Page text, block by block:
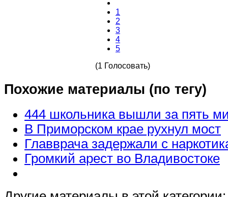
1
2
3
4
5
(1 Голосовать)
Похожие материалы (по тегу)
444 школьника вышли за пять
В Приморском крае рухнул мост
Главврача задержали с
Громкий арест во Владивостоке